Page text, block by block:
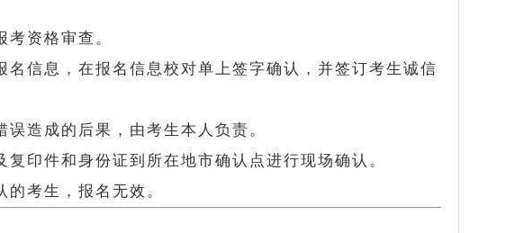
资格审查。
名信息，在报名信息校对单上签字确认，并签订考生诚信
造成的后果，由考生本人负责。
印件和身份证到所在地市确认点进行现场确认。
考生，报名无效。